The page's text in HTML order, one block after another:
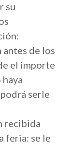
su
de los
el importe
serle
recibida
feria: se le